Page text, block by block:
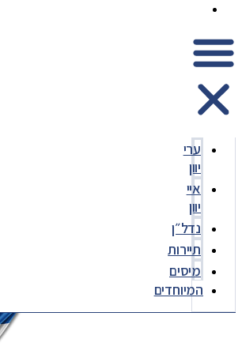
ערי
יוון
איי
יוון
נדל״ן
תיירות
מיסים
המיוחדים